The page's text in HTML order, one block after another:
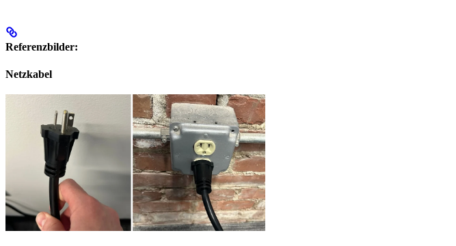
Referenzbilder:
Netzkabel